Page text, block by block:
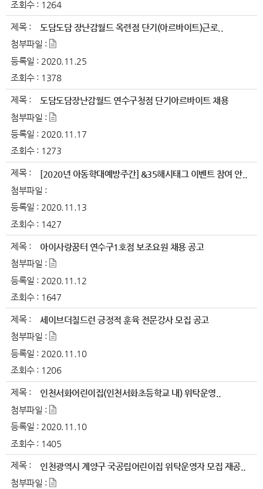
조회수 : 1264
제목 :
도담도담 장난감월드 옥련점 단기(아르바이트)근로..
첨부파일 :
등록일 : 2020.11.25
조회수 : 1378
제목 :
도담도담장난감월드 연수구청점 단기아르바이트 채용
첨부파일 :
등록일 : 2020.11.17
조회수 : 1273
제목 :
[2020년 아동학대예방주간] &35해시태그 이벤트 참여 안..
첨부파일 :
등록일 : 2020.11.13
조회수 : 1427
제목 :
아이사랑꿈터 연수구1호점 보조요원 채용 공고
첨부파일 :
등록일 : 2020.11.12
조회수 : 1647
제목 :
세이브더칠드런 긍정적 훈육 전문강사 모집 공고
첨부파일 :
등록일 : 2020.11.10
조회수 : 1206
제목 :
인천서화어린이집(인천서화초등학교 내) 위탁운영..
첨부파일 :
등록일 : 2020.11.10
조회수 : 1405
제목 :
인천광역시 계양구 국공립어린이집 위탁운영자 모집 재공..
첨부파일 :